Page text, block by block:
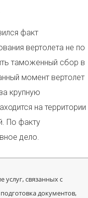
факт
вертолета не по
таможенный сбор в
момент вертолет
крупную
на территории
По факту
дело.
услуг, связанных с
документов,